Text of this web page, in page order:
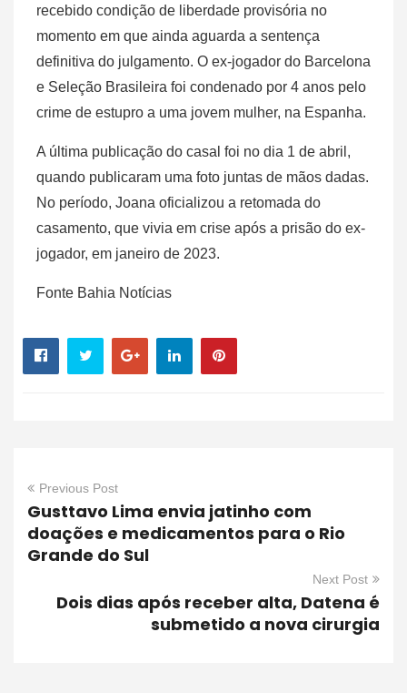
recebido condição de liberdade provisória no
momento em que ainda aguarda a sentença
definitiva do julgamento. O ex-jogador do Barcelona
e Seleção Brasileira foi condenado por 4 anos pelo
crime de estupro a uma jovem mulher, na Espanha.
A última publicação do casal foi no dia 1 de abril,
quando publicaram uma foto juntas de mãos dadas.
No período, Joana oficializou a retomada do
casamento, que vivia em crise após a prisão do ex-
jogador, em janeiro de 2023.
Fonte Bahia Notícias
Previous Post
Gusttavo Lima envia jatinho com
doações e medicamentos para o Rio
Grande do Sul
Next Post
Dois dias após receber alta, Datena é
submetido a nova cirurgia